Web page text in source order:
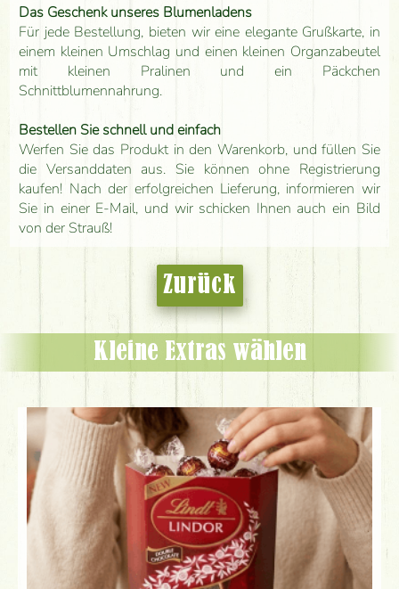
Das Geschenk unseres Blumenladens
Für jede Bestellung, bieten wir eine elegante Grußkarte, in
einem kleinen Umschlag und einen kleinen Organzabeutel
mit kleinen Pralinen und ein Päckchen
Schnittblumennahrung.
Bestellen Sie schnell und einfach
Werfen Sie das Produkt in den Warenkorb, und füllen Sie
die Versanddaten aus. Sie können ohne Registrierung
kaufen! Nach der erfolgreichen Lieferung, informieren wir
Sie in einer E-Mail, und wir schicken Ihnen auch ein Bild
von der Strauß!
Zurück
Kleine Extras wählen